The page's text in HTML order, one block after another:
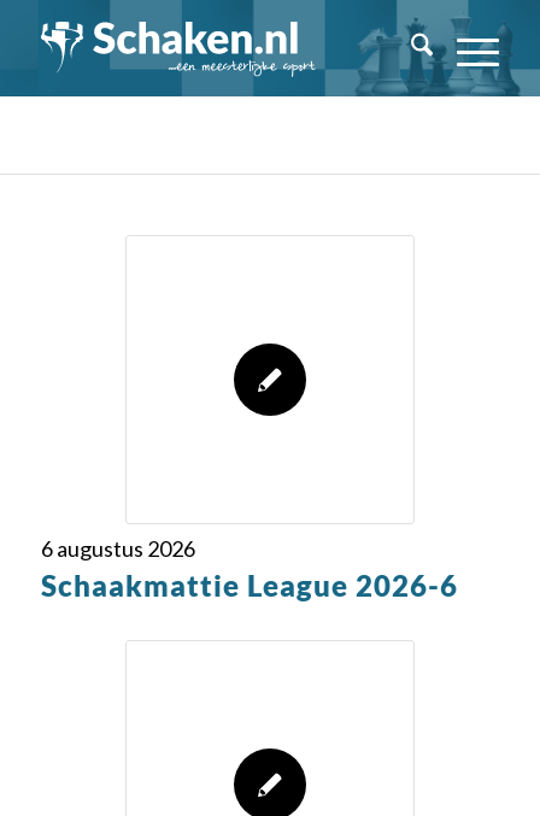
6 augustus 2026
Schaakmattie League 2026-6